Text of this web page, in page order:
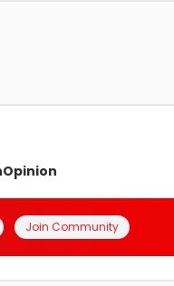
Opinion
Join Community